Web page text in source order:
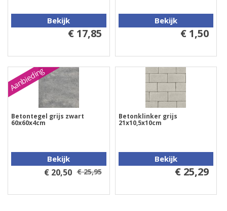
Bekijk
€ 17,85
Bekijk
€ 1,50
Aanbieding
Betontegel grijs zwart
60x60x4cm
Bekijk
€ 20,50 € 25,95
Betonklinker grijs
21x10,5x10cm
Bekijk
€ 25,29